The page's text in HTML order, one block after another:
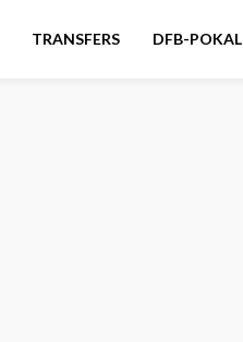
TRANSFERS DFB-POKAL